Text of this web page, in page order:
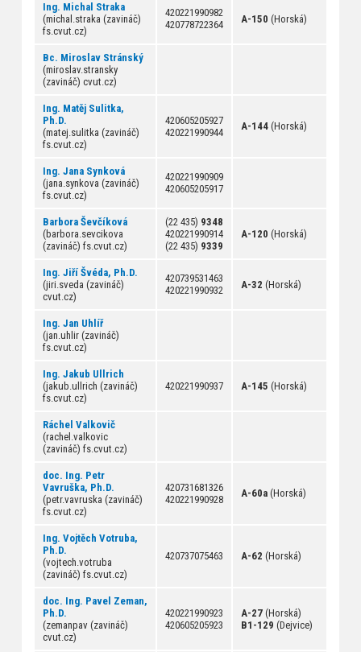
Ing. Michal Straka
(michal.straka (zavináč)
fs.cvut.cz)
420221990982
420778722364
A-150 (Horská)
Bc. Miroslav Stránský
(miroslav.stransky
(zavináč) cvut.cz)
Ing. Matěj Sulitka,
Ph.D.
(matej.sulitka (zavináč)
fs.cvut.cz)
420605205927
420221990944
A-144(Horská)
Ing. Jana Synková
(jana.synkova (zavináč)
fs.cvut.cz)
420221990909
420605205917
Barbora Ševčíková
(barbora.sevcikova
(zavináč) fs.cvut.cz)
(22 435) 9348
420221990914
(22 435) 9339
A-120 (Horská)
Ing. Jiří Švéda, Ph.D.
(jiri.sveda (zavináč)
cvut.cz)
420739531463
420221990932
A-32 (Horská)
Ing. Jan Uhlíř
(jan.uhlir (zavináč)
fs.cvut.cz)
Ing. Jakub Ullrich
(jakub.ullrich (zavináč)
fs.cvut.cz)
420221990937 A-145 (Horská)
Ráchel Valkovič
(rachel.valkovic
(zavináč) fs.cvut.cz)
doc. Ing. Petr
Vavruška, Ph.D.
(petr.vavruska (zavináč)
fs.cvut.cz)
420731681326
420221990928
A-60a(Horská)
Ing. Vojtěch Votruba,
Ph.D.
(vojtech.votruba
(zavináč) fs.cvut.cz)
420737075463 A-62 (Horská)
doc. Ing. Pavel Zeman,
Ph.D.
(zemanpav (zavináč)
cvut.cz)
420221990923
420605205923
A-27(Horská)
B1-129 (Dejvice)